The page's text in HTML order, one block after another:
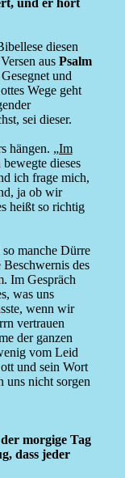
und er hört
diesen
aus Psalm
und
Wege geht
sei dieser.
hängen. „Im
dieses
ich frage mich,
ja ob wir
heißt so richtig
manche Dürre
des
Im Gespräch
was uns
wenn wir
vertrauen
der ganzen
vom Leid
und sein Wort
uns nicht sorgen
morgige Tag
dass jeder